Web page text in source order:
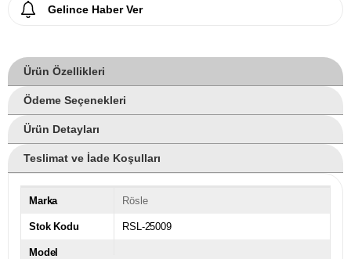
Gelince Haber Ver
Ürün Özellikleri
Ödeme Seçenekleri
Ürün Detayları
Teslimat ve İade Koşulları
Marka Rösle
Stok Kodu RSL-25009
Model